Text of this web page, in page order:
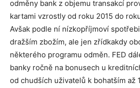
odměny bank z objemu transakcí
kartami vzrostly od roku 2015 do
Avšak podle ní nízkopříjmoví
dražším zbožím, ale jen zřídkakdy
některého programu odměn. FED
banky ročně na bonusech u
od chudších uživatelů k bohatším až